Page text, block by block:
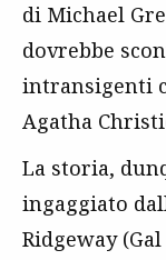
di Michael
dovrebbe
intransigenti
Agatha
La storia,
ingaggiato
Ridgeway